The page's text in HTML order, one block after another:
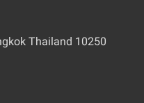
Thailand 10250